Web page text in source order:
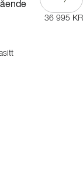
36 995 KR